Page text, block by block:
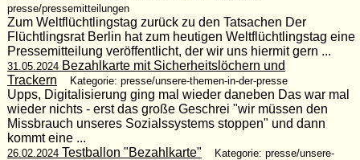
presse/pressemitteilungen
Zum Weltflüchtlingstag zurück zu den Tatsachen Der
Flüchtlingsrat Berlin hat zum heutigen Weltflüchtlingstag eine
Pressemitteilung veröffentlicht, der wir uns hiermit gern ...
31.05.2024Bezahlkarte mit Sicherheitslöchern und
Trackern
Kategorie: presse/unsere-themen-in-der-presse
Upps, Digitalisierung ging mal wieder daneben Das war mal
wieder nichts - erst das große Geschrei "wir müssen den
Missbrauch unseres Sozialssystems stoppen" und dann
kommt eine ...
26.02.2024Testballon "Bezahlkarte"
Kategorie: presse/unsere-